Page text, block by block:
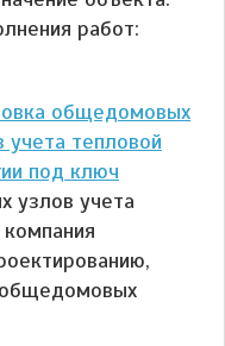
работ:
общедомовых
учета тепловой
под ключ
узлов учета